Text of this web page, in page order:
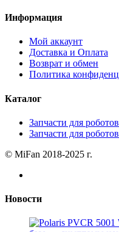
Информация
Мой аккаунт
Доставка и Оплата
Возврат и обмен
Политика
Каталог
Запчасти для
Запчасти для
© MiFan 2018-2025 г.
Новости